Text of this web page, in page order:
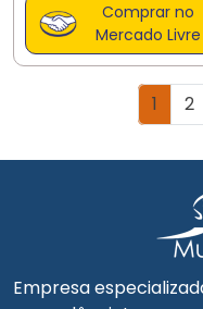
Comprar no
Mercado Livre
1 2
Empresa